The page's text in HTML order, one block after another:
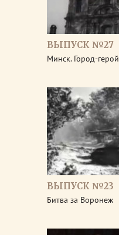
ВЫПУСК №27
Минск. Город-герой
ВЫПУСК №23
Битва за Воронеж